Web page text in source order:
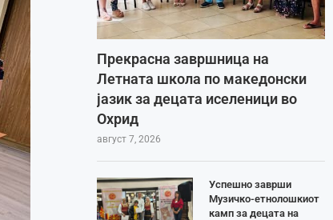
Прекрасна завршница на
Летната школа по македонски
јазик за децата иселеници во
Охрид
август 7, 2026
Успешно заврши
Музичко-етнолошкиот
камп за децата на